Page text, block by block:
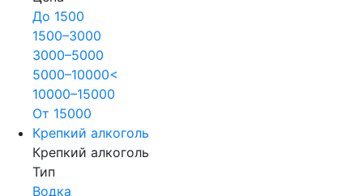
До 1500
1500–3000
3000–5000
5000–10000<
10000–15000
От 15000
Крепкий алкоголь
Крепкий алкоголь
Тип
Водка